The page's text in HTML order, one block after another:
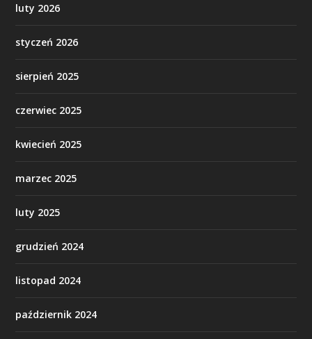
luty 2026
styczeń 2026
sierpień 2025
czerwiec 2025
kwiecień 2025
marzec 2025
luty 2025
grudzień 2024
listopad 2024
październik 2024